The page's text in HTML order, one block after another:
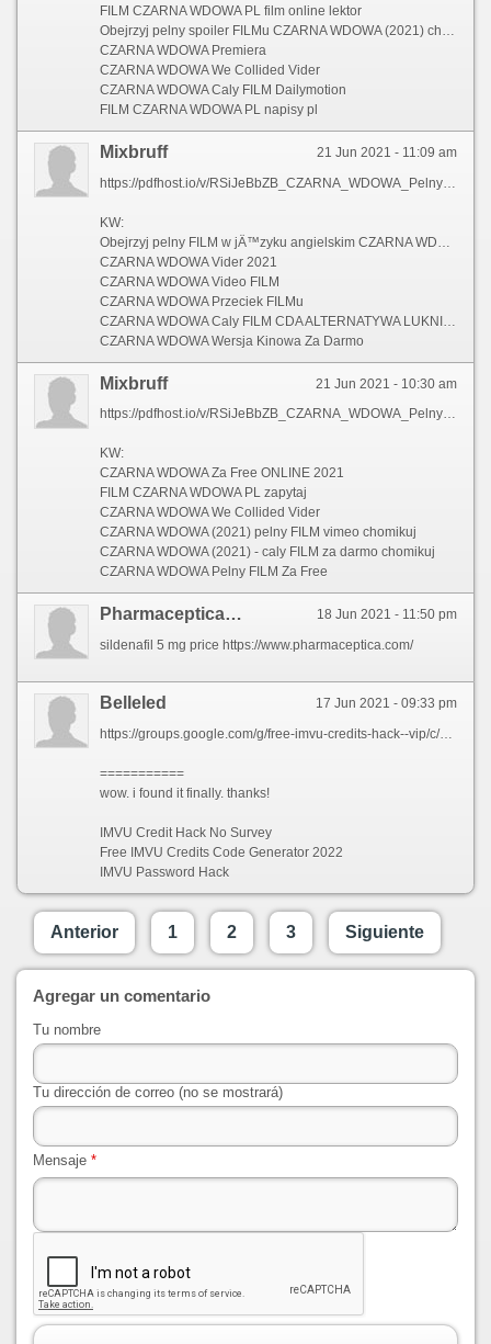
FILM CZARNA WDOWA PL film online lektor
Obejrzyj pelny spoiler FILMu CZARNA WDOWA (2021) chomikuj
CZARNA WDOWA Premiera
CZARNA WDOWA We Collided Vider
CZARNA WDOWA Caly FILM Dailymotion
FILM CZARNA WDOWA PL napisy pl
21 Jun 2021 - 11:09 am
Mixbruff
KW:
Obejrzyj pelny FILM w jÄ™zyku angielskim CZARNA WDOWA (2021)
CZARNA WDOWA Vider 2021
CZARNA WDOWA Video FILM
CZARNA WDOWA Przeciek FILMu
CZARNA WDOWA Caly FILM CDA ALTERNATYWA LUKNIJ.VIDEO HD 1080p
CZARNA WDOWA Wersja Kinowa Za Darmo
21 Jun 2021 - 10:30 am
Mixbruff
https://pdfhost.io/v/RSiJeBbZB_CZARNA_WDOWA_Pelny_FILM_Za_Freepdf.pdf
KW:
CZARNA WDOWA Za Free ONLINE 2021
FILM CZARNA WDOWA PL zapytaj
CZARNA WDOWA We Collided Vider
CZARNA WDOWA (2021) pelny FILM vimeo chomikuj
CZARNA WDOWA (2021) - caly FILM za darmo chomikuj
CZARNA WDOWA Pelny FILM Za Free
18 Jun 2021 - 11:50 pm
Pharmacepticacom
sildenafil 5 mg price https://www.pharmaceptica.com/
17 Jun 2021 - 09:33 pm
Belleled
https://groups.google.com/g/free-imvu-credits-hack--vip/c/EippI0Lw2F4/m/XeQIll01BAAJ
===========
wow. i found it finally. thanks!
IMVU Credit Hack No Survey
Free IMVU Credits Code Generator 2022
IMVU Password Hack
Anterior 1 2 3 Siguiente
Agregar un comentario
Tu nombre
Tu dirección de correo (no se mostrará)
Mensaje *